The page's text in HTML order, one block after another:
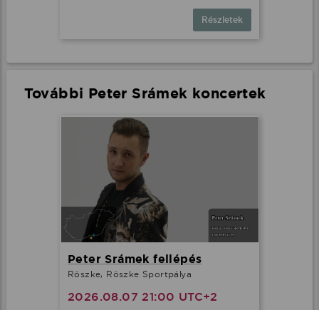
Részletek
További Peter Srámek koncertek
Peter Srámek fellépés
Röszke, Röszke Sportpálya
2026.08.07 21:00 UTC+2